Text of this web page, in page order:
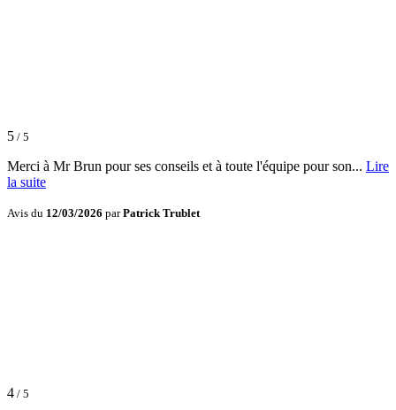
5 / 5
Merci à Mr Brun pour ses conseils et à toute l'équipe pour son... Lire
la suite
Avis du 12/03/2026 parPatrick Trublet
4 / 5